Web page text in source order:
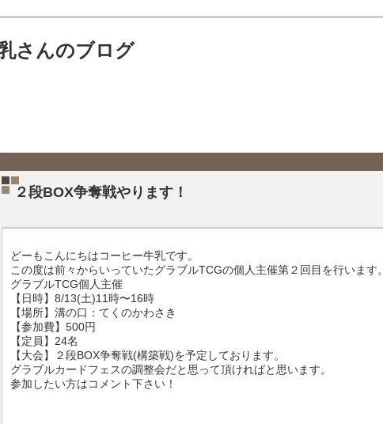
さんのブログ
２段BOX争奪戦やります！
どーもこんにちはコーヒー牛乳です。
この度は前々からいっていたグラブルTCGの個人主催第２回目を行います。
グラブルTCG個人主催
【日時】8/13(土)11時〜16時
【場所】溝の口：てくのかわさき
【参加費】500円
【定員】24名
【大会】２段BOX争奪戦(構築戦)を予定しております。
グラブルカードフェスの調整会だと思って頂ければと思います。
参加したい方はコメント下さい！